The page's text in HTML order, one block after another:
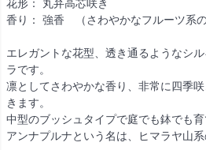
花形： 丸弁高芯咲き
香り： 強香 （さわやかなフルーツ系の
エレガントな花型、透き通るようなシ
ラです。
凛としてさわやかな香り、非常に四季
きます。
中型のブッシュタイプで庭でも鉢でも育
アンナプルナという名は、ヒマラヤ山系